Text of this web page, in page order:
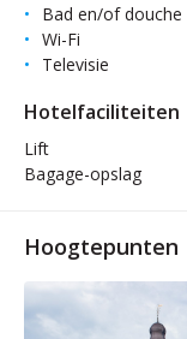
Bad en/of douche
Wi-Fi
Televisie
Hotelfaciliteiten
Lift
Bagage-opslag
Hoogtepunten